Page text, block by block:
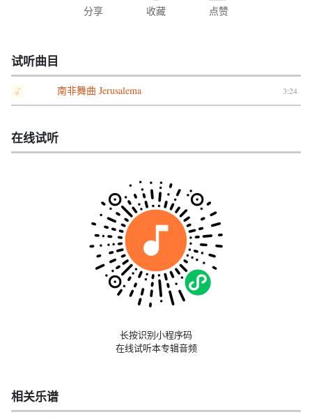
分享 收藏 点赞
试听曲目
南非舞曲 Jerusalema 3:24
在线试听
长按识别小程序码
在线试听本专辑音频
相关乐谱